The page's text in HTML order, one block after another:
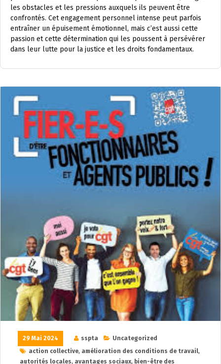
les obstacles et les pressions auxquels ils peuvent être
confrontés. Cet engagement personnel intense peut parfois
entraîner un épuisement émotionnel, mais c’est aussi cette
passion et cette détermination qui les poussent à persévérer
dans leur lutte pour la justice et les droits fondamentaux.
29 Mai 2024 sspta
Uncategorized
action collective, amélioration des conditions de travail,
autorités locales, avantages sociaux, bien-être des